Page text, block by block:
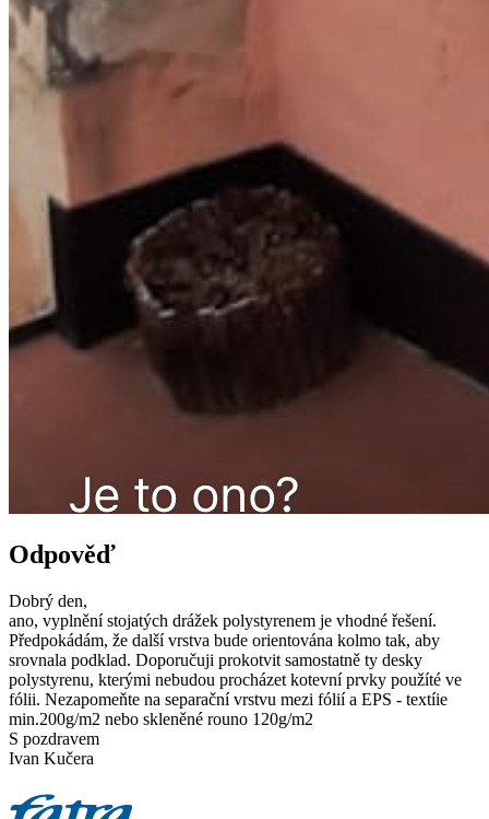
Odpověď
Dobrý den,
ano, vyplnění stojatých drážek polystyrenem je vhodné řešení.
Předpokádám, že další vrstva bude orientována kolmo tak, aby
srovnala podklad. Doporučuji prokotvit samostatně ty desky
polystyrenu, kterými nebudou procházet kotevní prvky použíté ve
fólii. Nezapomeňte na separační vrstvu mezi fólií a EPS - textíie
min.200g/m2 nebo skleněné rouno 120g/m2
S pozdravem
Ivan Kučera